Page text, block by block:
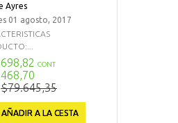
Ayres
01 agosto, 2017
CONT
$79.645,35
AÑADIR A LA CESTA